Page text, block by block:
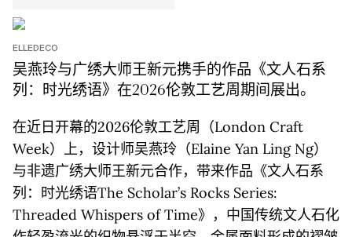
ELLEDECO
吴燕玲与广绣大师王新元携手的作品《文人石系
列：时光绣语》在2026伦敦工艺周期间展出。
在近日开幕的2026伦敦工艺周（London Craft
Week）上，设计师吴燕玲（Elaine Yan Ling Ng）
与非遗广绣大师王新元合作，带来作品《文人石系
列：时光绣语The Scholar’s Rocks Series:
Threaded Whispers of Time》，中国传统文人石化